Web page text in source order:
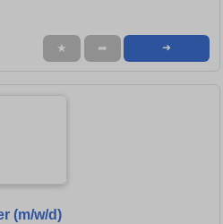
★ ➦ ➜
(m/w/d)